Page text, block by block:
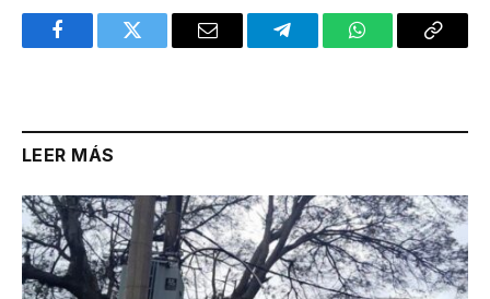
FacebookTwitter Email TelegramWhatsAppCopy
LEER MÁS